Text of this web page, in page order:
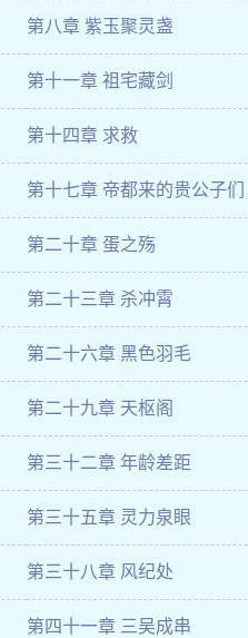
第八章 紫玉聚灵盏
第十一章 祖宅藏剑
第十四章 求救
第十七章 帝都来的贵公子们
第二十章 蛋之殇
第二十三章 杀冲霄
第二十六章 黑色羽毛
第二十九章 天枢阁
第三十二章 年龄差距
第三十五章 灵力泉眼
第三十八章 风纪处
第四十一章 三吴成串